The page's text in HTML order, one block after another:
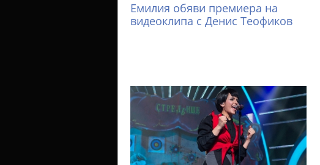
Емилия обяви премиера на
видеоклипа с Денис Теофиков